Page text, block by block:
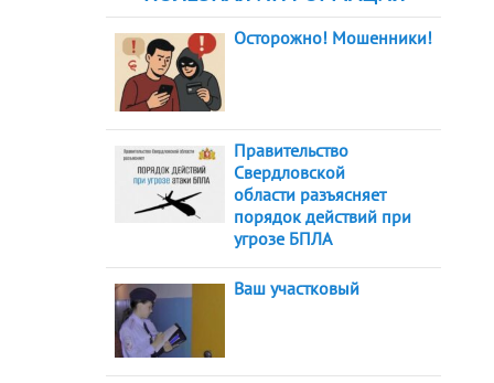
Осторожно! Мошенники!
Правительство
Свердловской
области разъясняет
порядок действий при
угрозе БПЛА
Ваш участковый